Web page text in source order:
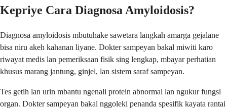
Kepriye Cara Diagnosa Amyloidosis?
Diagnosa amyloidosis mbutuhake sawetara langkah amarga gejalane
bisa niru akeh kahanan liyane. Dokter sampeyan bakal miwiti karo
riwayat medis lan pemeriksaan fisik sing lengkap, mbayar perhatian
khusus marang jantung, ginjel, lan sistem saraf sampeyan.
Tes getih lan urin mbantu ngenali protein abnormal lan ngukur fungsi
organ. Dokter sampeyan bakal nggoleki penanda spesifik kayata rantai